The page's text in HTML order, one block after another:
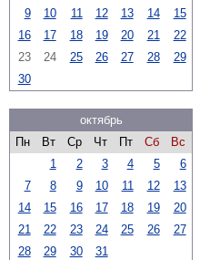
9
10 11 12 13 14
15
16
17 18 19 20 21
22
23
24 25 26 27 28
29
30
октябрь
Пн
Вт Ср Чт Пт Сб
Вс
1
2 3 4 5
6
7
8 9 10 11 12
13
14
15 16 17 18 19
20
21
22 23 24 25 26
27
28
29 30 31